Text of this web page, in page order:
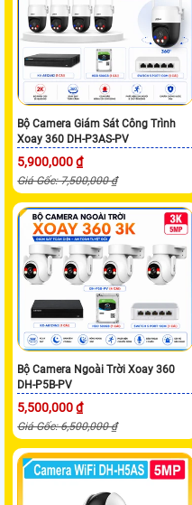
Bộ Camera Giám Sát Công Trình
Xoay 360 DH-P3AS-PV
5,900,000 ₫
Giá Gốc: 7,500,000 ₫
Bộ Camera Ngoài Trời Xoay 360
DH-P5B-PV
5,500,000 ₫
Giá Gốc: 6,500,000 ₫